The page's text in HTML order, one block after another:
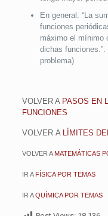
En general: “La
funciones
máximo el mínimo
dichas
problema)
VOLVER A PASOS EN
FUNCIONES
VOLVERA LÍMITES
VOLVER A MATEMÁTICAS
IR A FÍSICA POR TEMAS
IR AQUÍMICA POR TEMAS